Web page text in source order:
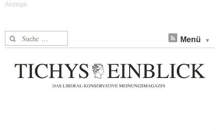
Suche nach: Menü